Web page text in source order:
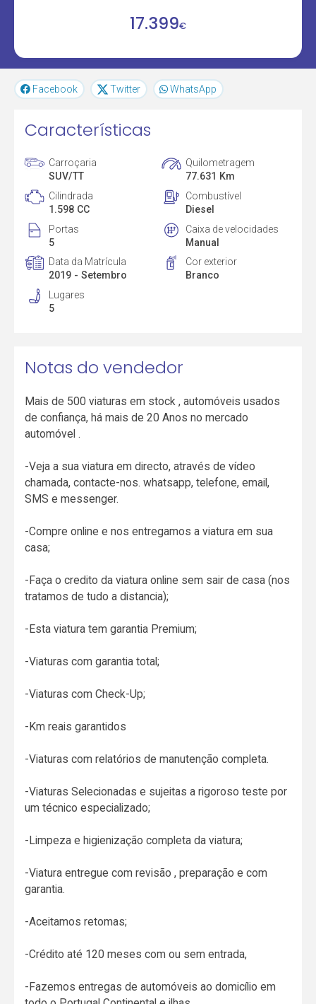
17.399€
Facebook Twitter WhatsApp
Características
Carroçaria
SUV/TT
Quilometragem
77.631 Km
Cilindrada
1.598 CC
Combustível
Diesel
Portas
5
Caixa de velocidades
Manual
Data da Matrícula
2019 - Setembro
Cor exterior
Branco
Lugares
5
Notas do vendedor
Mais de 500 viaturas em stock , automóveis usados
de confiança, há mais de 20 Anos no mercado
automóvel .
-Veja a sua viatura em directo, através de vídeo
chamada, contacte-nos. whatsapp, telefone, email,
SMS e messenger.
-Compre online e nos entregamos a viatura em sua
casa;
-Faça o credito da viatura online sem sair de casa (nos
tratamos de tudo a distancia);
-Esta viatura tem garantia Premium;
-Viaturas com garantia total;
-Viaturas com Check-Up;
-Km reais garantidos
-Viaturas com relatórios de manutenção completa.
-Viaturas Selecionadas e sujeitas a rigoroso teste por
um técnico especializado;
-Limpeza e higienização completa da viatura;
-Viatura entregue com revisão , preparação e com
garantia.
-Aceitamos retomas;
-Crédito até 120 meses com ou sem entrada,
-Fazemos entregas de automóveis ao domicílio em